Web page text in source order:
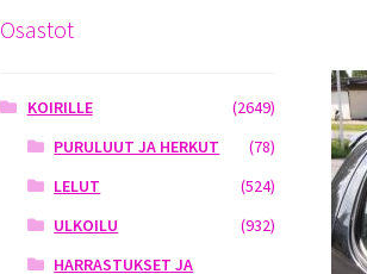
Osastot
KOIRILLE
(2649)
PURULUUT JA HERKUT
(78)
LELUT
(524)
ULKOILU
(932)
HARRASTUKSET JA